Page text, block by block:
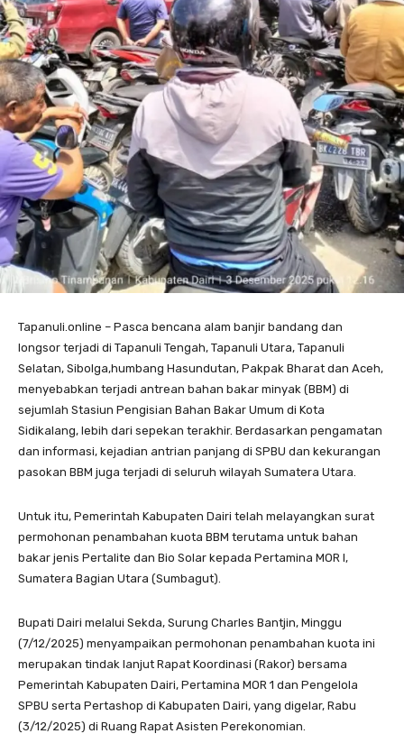
Tapanuli.online – Pasca bencana alam banjir bandang dan
longsor terjadi di Tapanuli Tengah, Tapanuli Utara, Tapanuli
Selatan, Sibolga,humbang Hasundutan, Pakpak Bharat dan Aceh,
menyebabkan terjadi antrean bahan bakar minyak (BBM) di
sejumlah Stasiun Pengisian Bahan Bakar Umum di Kota
Sidikalang, lebih dari sepekan terakhir. Berdasarkan pengamatan
dan informasi, kejadian antrian panjang di SPBU dan kekurangan
pasokan BBM juga terjadi di seluruh wilayah Sumatera Utara.
Untuk itu, Pemerintah Kabupaten Dairi telah melayangkan surat
permohonan penambahan kuota BBM terutama untuk bahan
bakar jenis Pertalite dan Bio Solar kepada Pertamina MOR I,
Sumatera Bagian Utara (Sumbagut).
Bupati Dairi melalui Sekda, Surung Charles Bantjin, Minggu
(7/12/2025) menyampaikan permohonan penambahan kuota ini
merupakan tindak lanjut Rapat Koordinasi (Rakor) bersama
Pemerintah Kabupaten Dairi, Pertamina MOR 1 dan Pengelola
SPBU serta Pertashop di Kabupaten Dairi, yang digelar, Rabu
(3/12/2025) di Ruang Rapat Asisten Perekonomian.